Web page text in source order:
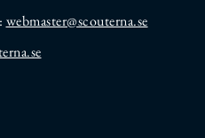
webmaster@scouterna.se